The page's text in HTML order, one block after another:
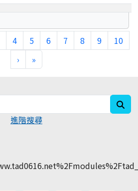
4 5 6 7 8 9
10
›
»
進階搜尋